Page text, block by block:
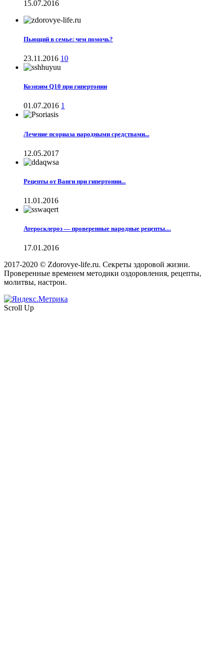
15.07.2016
Пьющий в семье: чем помочь?
23.11.2016 10
Коэнзим Q10 при гипертонии
01.07.2016 1
Лечение псориаза народными средствами...
12.05.2017
Рецепты от Ванги при гипертонии...
11.01.2016
Атеросклероз — проверенные народные рецепты....
17.01.2016
2017-2020 © Zdorovye-life.ru. Секреты здоровой жизни.
Проверенные временем методики оздоровления, рецепты,
молитвы, настрои.
Scroll Up